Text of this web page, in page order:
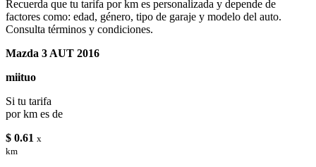
Recuerda que tu tarifa por km es personalizada y depende de
factores como: edad, género, tipo de garaje y modelo del auto.
Consulta términos y condiciones.
Mazda 3 AUT 2016
miituo
Si tu tarifa
por km es de
$ 0.61 x
km